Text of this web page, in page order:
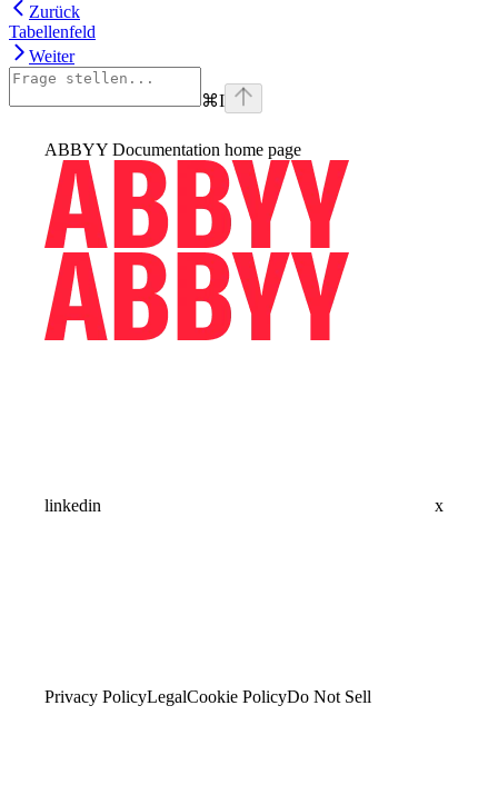
Zurück
Tabellenfeld
Weiter
⌘I
ABBYY Documentation home page
linkedin x
Privacy PolicyLegalCookie PolicyDo Not Sell